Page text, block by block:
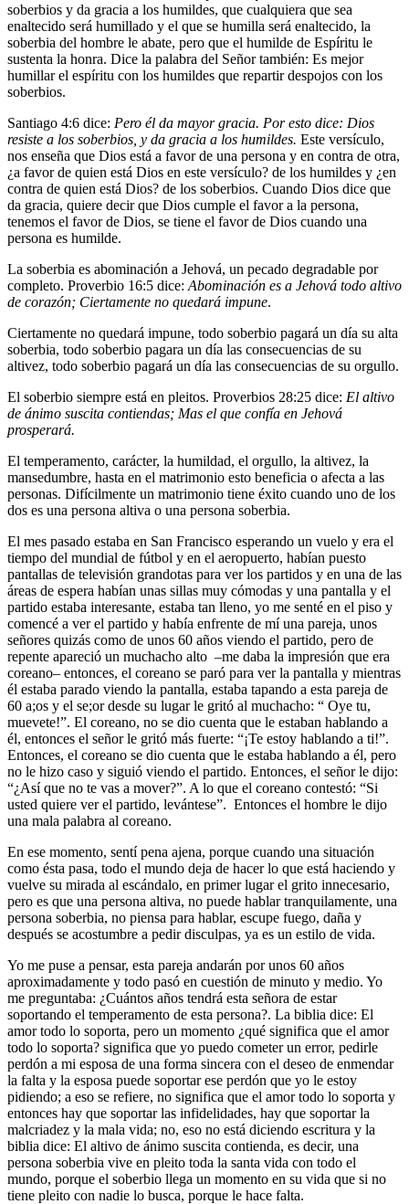
soberbios y da gracia a los humildes, que cualquiera que sea
enaltecido será humillado y el que se humilla será enaltecido, la
soberbia del hombre le abate, pero que el humilde de Espíritu le
sustenta la honra. Dice la palabra del Señor también: Es mejor
humillar el espíritu con los humildes que repartir despojos con los
soberbios.
Santiago 4:6 dice: Pero él da mayor gracia. Por esto dice: Dios
resiste a los soberbios, y da gracia a los humildes. Este versículo,
nos enseña que Dios está a favor de una persona y en contra de otra,
¿a favor de quien está Dios en este versículo? de los humildes y ¿en
contra de quien está Dios? de los soberbios. Cuando Dios dice que
da gracia, quiere decir que Dios cumple el favor a la persona,
tenemos el favor de Dios, se tiene el favor de Dios cuando una
persona es humilde.
La soberbia es abominación a Jehová, un pecado degradable por
completo. Proverbio 16:5 dice: Abominación es a Jehová todo altivo
de corazón; Ciertamente no quedará impune.
Ciertamente no quedará impune, todo soberbio pagará un día su alta
soberbia, todo soberbio pagara un día las consecuencias de su
altivez, todo soberbio pagará un día las consecuencias de su orgullo.
El soberbio siempre está en pleitos. Proverbios 28:25 dice: El altivo
de ánimo suscita contiendas; Mas el que confía en Jehová
prosperará.
El temperamento, carácter, la humildad, el orgullo, la altivez, la
mansedumbre, hasta en el matrimonio esto beneficia o afecta a las
personas. Difícilmente un matrimonio tiene éxito cuando uno de los
dos es una persona altiva o una persona soberbia.
El mes pasado estaba en San Francisco esperando un vuelo y era el
tiempo del mundial de fútbol y en el aeropuerto, habían puesto
pantallas de televisión grandotas para ver los partidos y en una de las
áreas de espera habían unas sillas muy cómodas y una pantalla y el
partido estaba interesante, estaba tan lleno, yo me senté en el piso y
comencé a ver el partido y había enfrente de mí una pareja, unos
señores quizás como de unos 60 años viendo el partido, pero de
repente apareció un muchacho alto –me daba la impresión que era
coreano– entonces, el coreano se paró para ver la pantalla y mientras
él estaba parado viendo la pantalla, estaba tapando a esta pareja de
60 a;os y el se;or desde su lugar le gritó al muchacho: “ Oye tu,
muevete!”. El coreano, no se dio cuenta que le estaban hablando a
él, entonces el señor le gritó más fuerte: “¡Te estoy hablando a ti!”.
Entonces, el coreano se dio cuenta que le estaba hablando a él, pero
no le hizo caso y siguió viendo el partido. Entonces, el señor le dijo:
“¿Así que no te vas a mover?”. A lo que el coreano contestó: “Si
usted quiere ver el partido, levántese”. Entonces el hombre le dijo
una mala palabra al coreano.
En ese momento, sentí pena ajena, porque cuando una situación
como ésta pasa, todo el mundo deja de hacer lo que está haciendo y
vuelve su mirada al escándalo, en primer lugar el grito innecesario,
pero es que una persona altiva, no puede hablar tranquilamente, una
persona soberbia, no piensa para hablar, escupe fuego, daña y
después se acostumbre a pedir disculpas, ya es un estilo de vida.
Yo me puse a pensar, esta pareja andarán por unos 60 años
aproximadamente y todo pasó en cuestión de minuto y medio. Yo
me preguntaba: ¿Cuántos años tendrá esta señora de estar
soportando el temperamento de esta persona?. La biblia dice: El
amor todo lo soporta, pero un momento ¿qué significa que el amor
todo lo soporta? significa que yo puedo cometer un error, pedirle
perdón a mi esposa de una forma sincera con el deseo de enmendar
la falta y la esposa puede soportar ese perdón que yo le estoy
pidiendo; a eso se refiere, no significa que el amor todo lo soporta y
entonces hay que soportar las infidelidades, hay que soportar la
malcriadez y la mala vida; no, eso no está diciendo escritura y la
biblia dice: El altivo de ánimo suscita contienda, es decir, una
persona soberbia vive en pleito toda la santa vida con todo el
mundo, porque el soberbio llega un momento en su vida que si no
tiene pleito con nadie lo busca, porque le hace falta.